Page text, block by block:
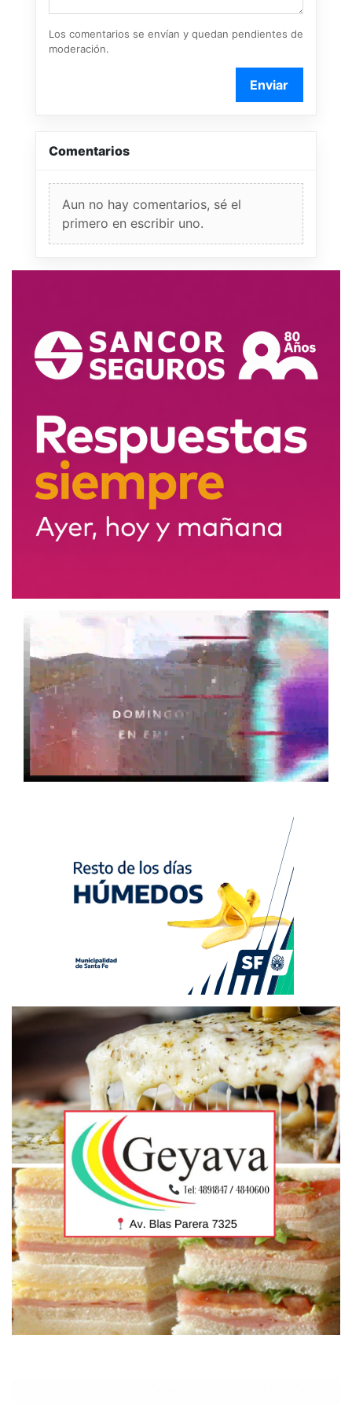
Los comentarios se envían y quedan pendientes de
moderación.
Enviar
Comentarios
Aun no hay comentarios, sé el
primero en escribir uno.